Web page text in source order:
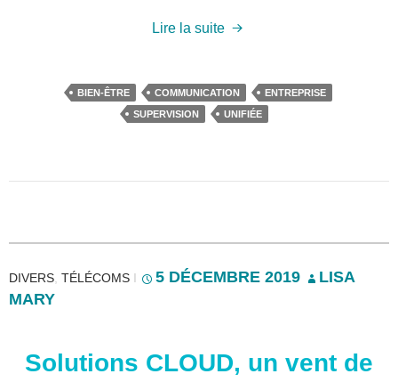
Lire la suite
BIEN-ÊTRE COMMUNICATION
ENTREPRISE
SUPERVISION
UNIFIÉE
DIVERS TÉLÉCOMS I 5 DÉCEMBRE 2019
LISA
MARY
Solutions CLOUD, un vent de